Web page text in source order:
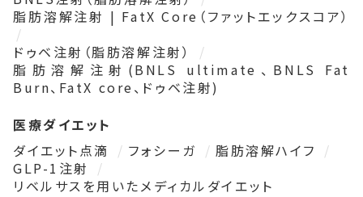
脂肪溶解注射 | FatX Core（ファットエックスコア）
ドゥベ注射（脂肪溶解注射）
脂肪溶解注射(BNLS ultimate、BNLS Fat
Burn、FatX core、ドゥベ注射)
医療ダイエット
ダイエット点滴
フォシーガ
脂肪溶解ハイフ
GLP-1注射
リベルサスを用いたメディカルダイエット